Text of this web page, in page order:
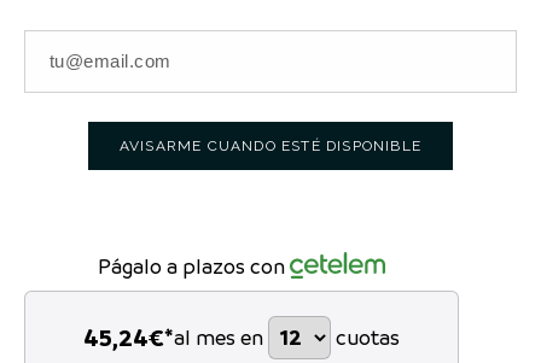
AVISARME CUANDO ESTÉ DISPONIBLE
Págalo a plazos con
45,24€*al mes en cuotas